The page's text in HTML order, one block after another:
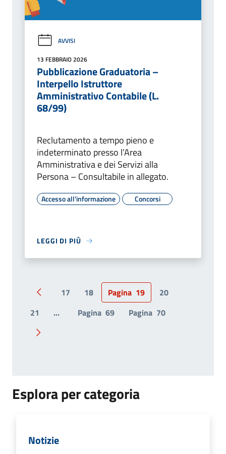
AVVISI
13 FEBBRAIO 2026
Pubblicazione Graduatoria –
Interpello Istruttore
Amministrativo Contabile (L.
68/99)
Reclutamento a tempo pieno e
indeterminato presso l’Area
Amministrativa e dei Servizi alla
Persona – Consultabile in allegato.
Accesso all'informazione Concorsi
LEGGI DI PIÙ
Pagina precedente
17 18 Pagina 19
20
21
... Pagina 69 Pagina 70
Pagina successiva
Esplora per categoria
Notizie